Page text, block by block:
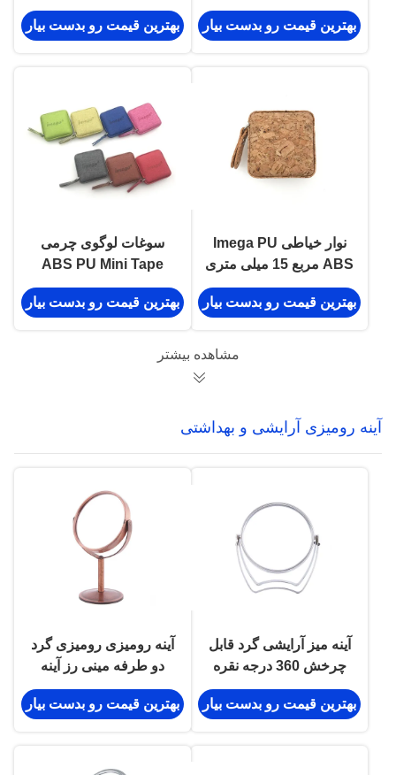
بهترین قیمت رو بدست بیار
جمع شونده نوار اندازه
گیری PU
بهترین قیمت رو بدست بیار
نوار خیاطی Imega PU
ABS مربع 15 میلی متری
سوغاتی هدیه
بهترین قیمت رو بدست بیار
سوغات لوگوی چرمی
ABS PU Mini Tape
Measure Tape
Measure Leather
بهترین قیمت رو بدست بیار
مشاهده بیشتر
آینه رومیزی آرایشی و بهداشتی
آینه میز آرایشی گرد قابل
چرخش 360 درجه نقره
ای زاویه قابل تنظیم
بهترین قیمت رو بدست بیار
آینه رومیزی رومیزی گرد
دو طرفه مینی رز آینه
رومیزی
بهترین قیمت رو بدست بیار